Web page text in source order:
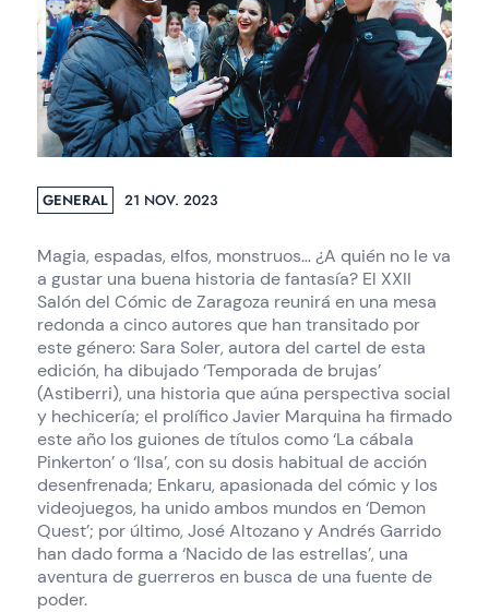
GENERAL 21 NOV. 2023
Magia, espadas, elfos, monstruos… ¿A quién no le va
a gustar una buena historia de fantasía? El XXII
Salón del Cómic de Zaragoza reunirá en una mesa
redonda a cinco autores que han transitado por
este género: Sara Soler, autora del cartel de esta
edición, ha dibujado ‘Temporada de brujas’
(Astiberri), una historia que aúna perspectiva social
y hechicería; el prolífico Javier Marquina ha firmado
este año los guiones de títulos como ‘La cábala
Pinkerton’ o ‘Ilsa’, con su dosis habitual de acción
desenfrenada; Enkaru, apasionada del cómic y los
videojuegos, ha unido ambos mundos en ‘Demon
Quest’; por último, José Altozano y Andrés Garrido
han dado forma a ‘Nacido de las estrellas’, una
aventura de guerreros en busca de una fuente de
poder.